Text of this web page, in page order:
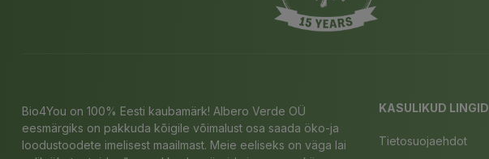
Bio4You on 100% Eesti kaubamärk! Albero Verde OÜ
eesmärgiks on pakkuda kõigile võimalust osa saada öko-ja
loodustoodete imelisest maailmast. Meie eeliseks on väga lai
KASULIKUD LINGID
Tietosuojaehdot